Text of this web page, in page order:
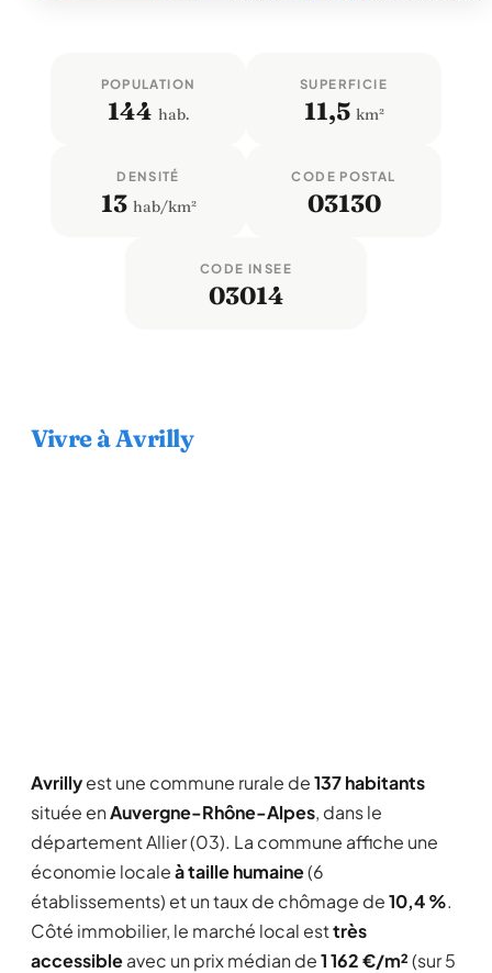
POPULATION
144 hab.
SUPERFICIE
11,5 km²
DENSITÉ
13 hab/km²
CODE POSTAL
03130
CODE INSEE
03014
Vivre à Avrilly
Avrillyest une commune rurale de137 habitants
située enAuvergne-Rhône-Alpes, dans le
département Allier (03). La commune affiche une
économie localeà taille humaine(6
établissements) et un taux de chômage de10,4 %.
Côté immobilier, le marché local esttrès
accessibleavec un prix médian de1 162 €/m²(sur 5